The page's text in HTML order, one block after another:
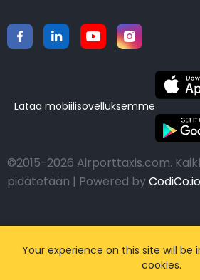
Lataa mobiilisovelluksemme
©2015-2026 Airporttaxis.com.
pidätetään | Powered byCodiCo.io
Your experience on this site will be
cookies.